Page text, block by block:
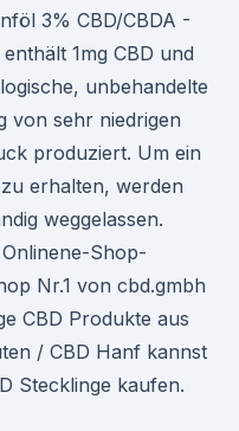
3% CBD/CBDA -
1mg CBD und
unbehandelte
von sehr niedrigen
produziert. Um ein
erhalten, werden
weggelassen.
Onlinene-Shop-
Nr.1 von cbd.gmbh
CBD Produkte aus
/ CBD Hanf kannst
Stecklinge kaufen.